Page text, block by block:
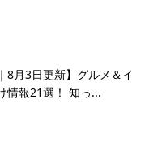
8月3日更新】グルメ＆イ
情報21選！ 知っ...